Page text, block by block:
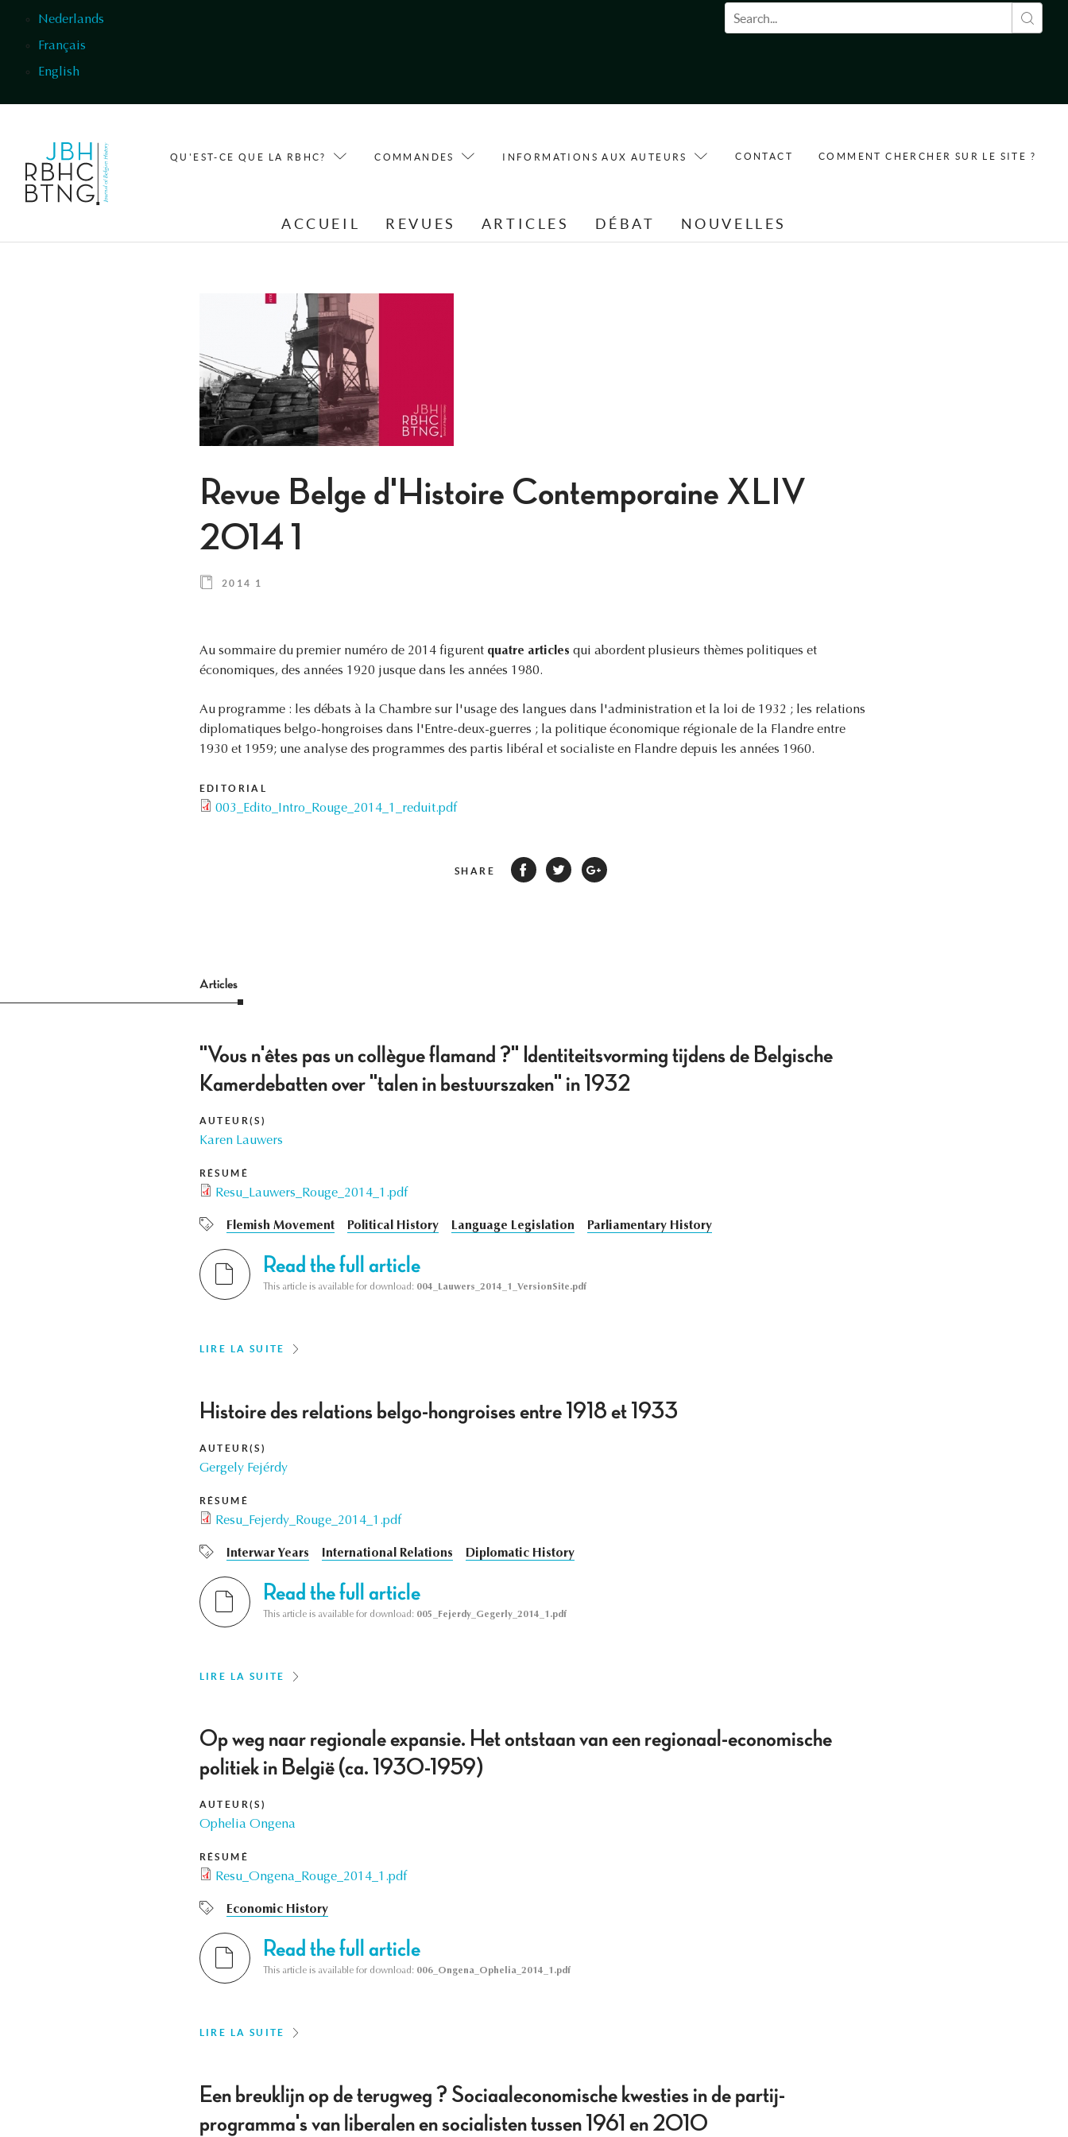
Nederlands
Français
English
Formulaire de recherche
QU'EST-CE QUE LA RBHC? COMMANDES INFORMATIONS AUX AUTEURS CONTACT COMMENT CHERCHER SUR LE SITE ?
ACCUEIL REVUES ARTICLES DÉBAT NOUVELLES
Revue Belge d'Histoire Contemporaine XLIV
2014 1
2014 1
Au sommaire du premier numéro de 2014 figurent quatre articles qui abordent plusieurs thèmes politiques et
économiques, des années 1920 jusque dans les années 1980.
Au programme : les débats à la Chambre sur l'usage des langues dans l'administration et la loi de 1932 ; les relations
diplomatiques belgo-hongroises dans l'Entre-deux-guerres ; la politique économique régionale de la Flandre entre
1930 et 1959; une analyse des programmes des partis libéral et socialiste en Flandre depuis les années 1960.
EDITORIAL
003_Edito_Intro_Rouge_2014_1_reduit.pdf
SHARE
Articles
"Vous n'êtes pas un collègue flamand ?" Identiteitsvorming tijdens de Belgische
Kamerdebatten over "talen in bestuurszaken" in 1932
AUTEUR(S)
Karen Lauwers
RÉSUMÉ
Resu_Lauwers_Rouge_2014_1.pdf
Flemish Movement Political History Language Legislation Parliamentary History
Read the full article
This article is available for download: 004_Lauwers_2014_1_VersionSite.pdf
LIRE LA SUITE
Histoire des relations belgo-hongroises entre 1918 et 1933
AUTEUR(S)
Gergely Fejérdy
RÉSUMÉ
Resu_Fejerdy_Rouge_2014_1.pdf
Interwar Years International Relations Diplomatic History
Read the full article
This article is available for download: 005_Fejerdy_Gegerly_2014_1.pdf
LIRE LA SUITE
Op weg naar regionale expansie. Het ontstaan van een regionaal-economische
politiek in België (ca. 1930-1959)
AUTEUR(S)
Ophelia Ongena
RÉSUMÉ
Resu_Ongena_Rouge_2014_1.pdf
Economic History
Read the full article
This article is available for download: 006_Ongena_Ophelia_2014_1.pdf
LIRE LA SUITE
Een breuklijn op de terugweg ? Sociaaleconomische kwesties in de partij-
programma's van liberalen en socialisten tussen 1961 en 2010